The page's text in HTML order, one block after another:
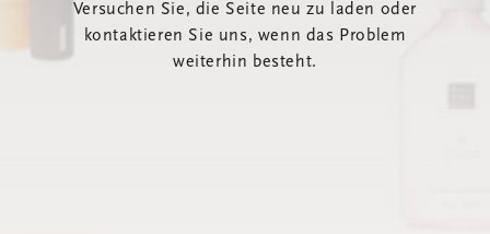
Versuchen Sie, die Seite neu zu laden oder
kontaktieren Sie uns, wenn das Problem
weiterhin besteht.